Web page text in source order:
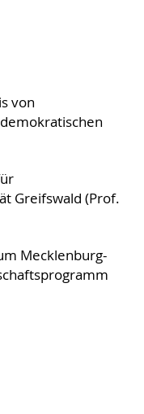
von
Greifswald (Prof.
Mecklenburg-